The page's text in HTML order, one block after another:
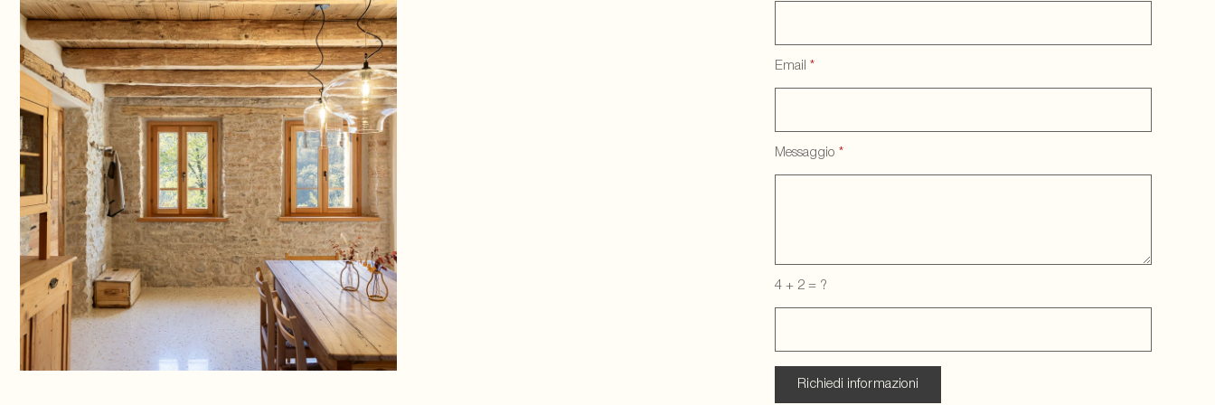
Email *
Messaggio *
4 + 2 = ?
Richiedi informazioni